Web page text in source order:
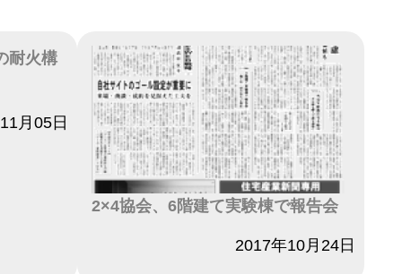
耐火構
月05日
2×4協会、6階建て実験棟で報告会
2017年10月24日